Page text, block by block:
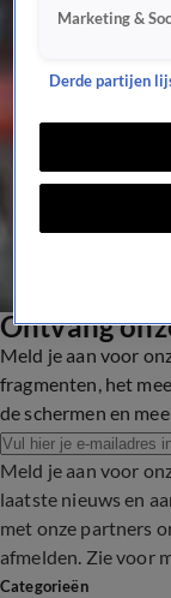
en Gordon
22 mei, 16:02
René van der Gijp blikt
over Manolev
Ontvang
Meld je aan voor
fragmenten, het
de schermen en
Meld je aan voor
laatste nieuws en
met onze partners
afmelden. Zie voor
Categorieën
Marketing &
Derde partijen